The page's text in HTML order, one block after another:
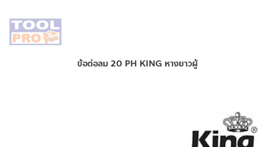
ข้อต่อลม 20 PH KING หางยาวผู้